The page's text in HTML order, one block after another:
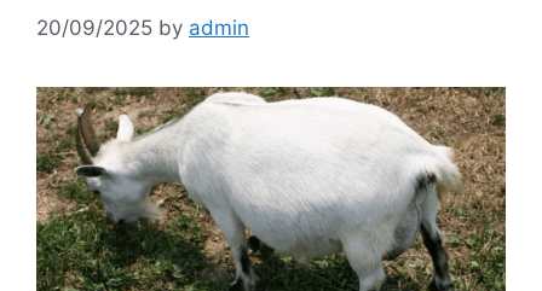
20/09/2025 by admin